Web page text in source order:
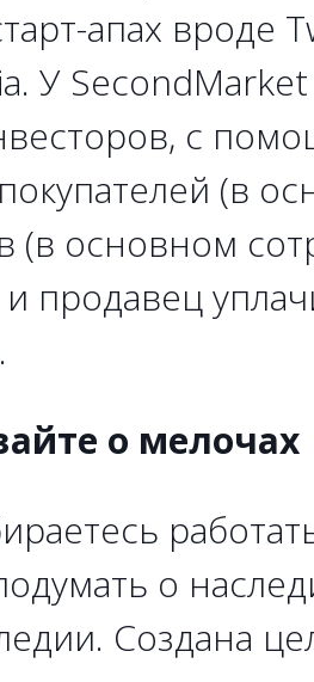
апах вроде
У
с
(в
(в основном
и продавец
о мелочах
о
Создана